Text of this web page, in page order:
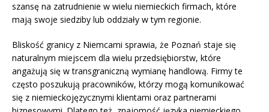
szansę na zatrudnienie w wielu niemieckich firmach, które
mają swoje siedziby lub oddziały w tym regionie.
Bliskość granicy z Niemcami sprawia, że Poznań staje się
naturalnym miejscem dla wielu przedsiębiorstw, które
angażują się w transgraniczną wymianę handlową. Firmy te
często poszukują pracowników, którzy mogą komunikować
się z niemieckojęzycznymi klientami oraz partnerami